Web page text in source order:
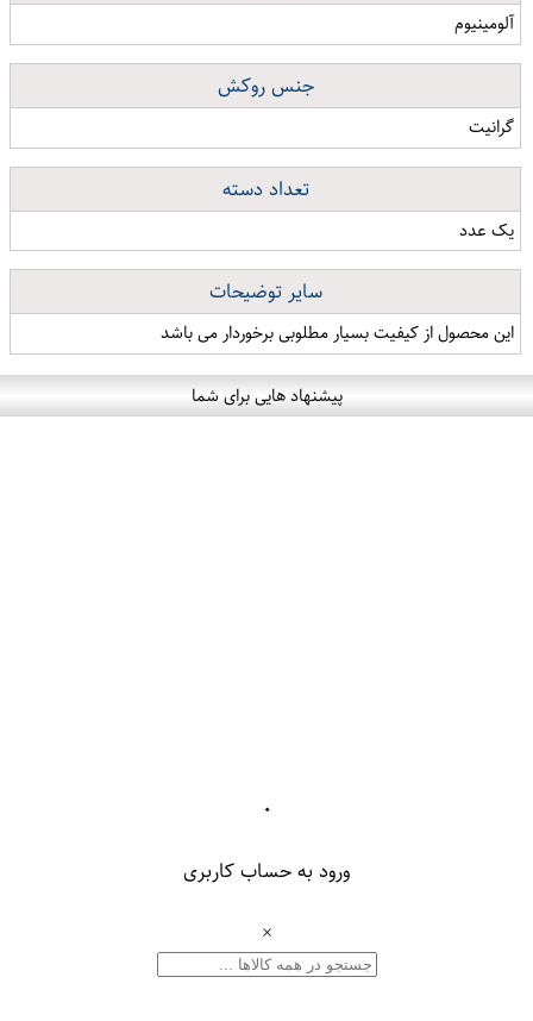
آلومینیوم
جنس روکش
گرانیت
تعداد دسته
یک عدد
سایر توضیحات
این محصول از کیفیت بسیار مطلوبی برخوردار می باشد
پیشنهاد هایی برای شما
۰
ورود به حساب کاربری
×